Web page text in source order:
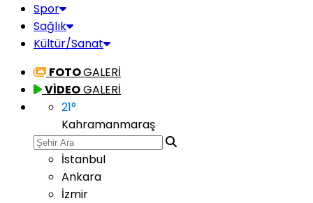
Spor
Sağlık
Kültür/Sanat
FOTOGALERİ
VİDEOGALERİ
21°
Kahramanmaraş
İstanbul
Ankara
İzmir